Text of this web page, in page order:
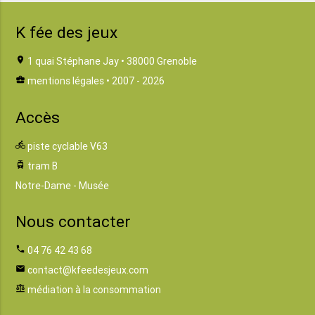
K fée des jeux
location_on 1 quai Stéphane Jay • 38000 Grenoble
business_center mentions légales • 2007 - 2026
Accès
directions_bike piste cyclable V63
tram tram B
Notre-Dame - Musée
Nous contacter
phone 04 76 42 43 68
email contact@kfeedesjeux.com
balance médiation à la consommation